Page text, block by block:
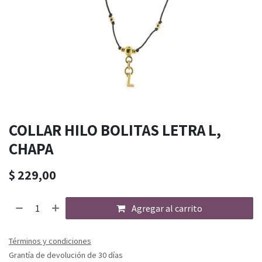
COLLAR HILO BOLITAS LETRA L,
CHAPA
$ 229,00
Agregar al carrito
Términos y condiciones
Grantía de devolución de 30 días